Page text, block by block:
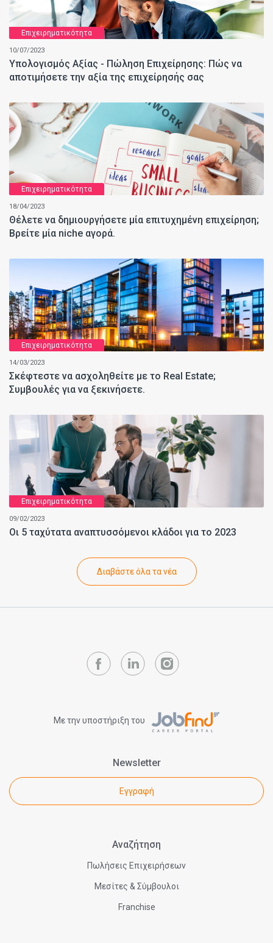
Επιχειρηματικότητα
10/07/2023
Υπολογισμός Αξίας - Πώληση Επιχείρησης: Πώς να
αποτιμήσετε την αξία της επιχείρησής σας
Επιχειρηματικότητα
18/04/2023
Θέλετε να δημιουργήσετε μία επιτυχημένη επιχείρηση;
Βρείτε μία niche αγορά.
Επιχειρηματικότητα
14/03/2023
Σκέφτεστε να ασχοληθείτε με το Real Estate;
Συμβουλές για να ξεκινήσετε.
Επιχειρηματικότητα
09/02/2023
Οι 5 ταχύτατα αναπτυσσόμενοι κλάδοι για το 2023
Διαβάστε όλα τα νέα
Με την υποστήριξη του
Newsletter
Εγγραφή
Αναζήτηση
Πωλήσεις Επιχειρήσεων
Μεσίτες & Σύμβουλοι
Franchise